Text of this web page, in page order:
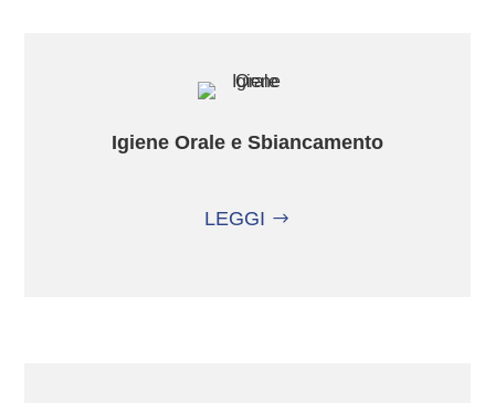
Igiene Orale e Sbiancamento
LEGGI